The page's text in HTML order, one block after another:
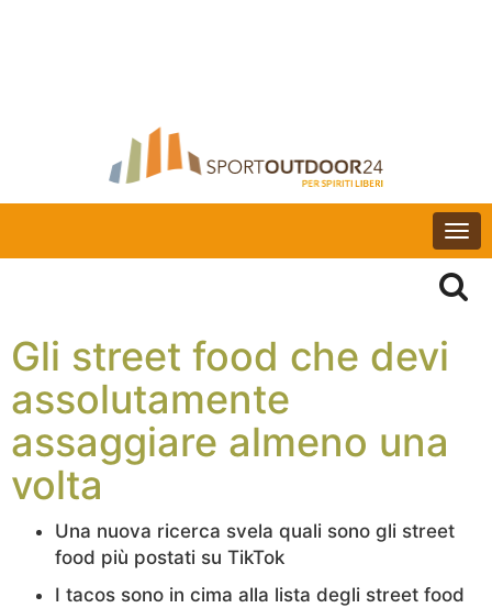
Gli street food che devi
assolutamente
assaggiare almeno una
volta
Una nuova ricerca svela quali sono gli street
food più postati su TikTok
I tacos sono in cima alla lista degli street food